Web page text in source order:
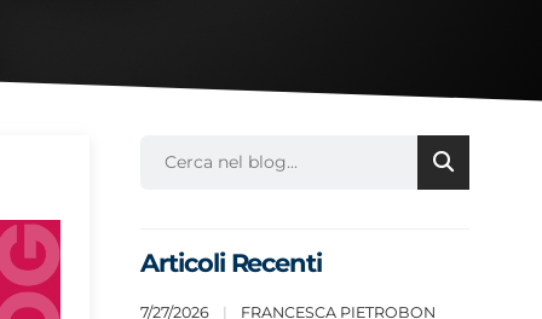
Articoli Recenti
7/27/2026 | FRANCESCA PIETROBON